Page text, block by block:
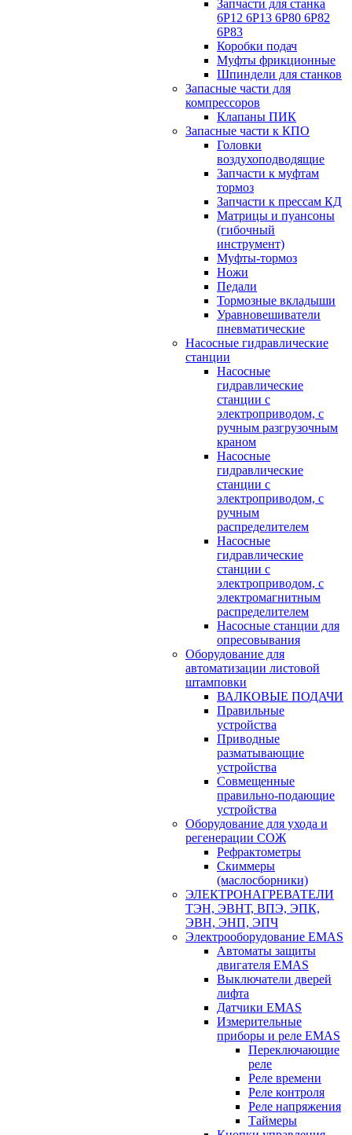
Запчасти для станка
6Р12 6Р13 6Р80 6Р82
6Р83
Коробки подач
Муфты фрикционные
Шпиндели для станков
Запасные части для
компрессоров
Клапаны ПИК
Запасные части к КПО
Головки
воздухоподводящие
Запчасти к муфтам
тормоз
Запчасти к прессам КД
Матрицы и пуансоны
(гибочный
инструмент)
Муфты-тормоз
Ножи
Педали
Тормозные вкладыши
Уравновешиватели
пневматические
Насосные гидравлические
станции
Насосные
гидравлические
станции с
электроприводом, с
ручным разгрузочным
краном
Насосные
гидравлические
станции с
электроприводом, с
ручным
распределителем
Насосные
гидравлические
станции с
электроприводом, с
электромагнитным
распределителем
Насосные станции для
опресовывания
Оборудование для
автоматизации листовой
штамповки
ВАЛКОВЫЕ ПОДАЧИ
Правильные
устройства
Приводные
разматывающие
устройства
Совмещенные
правильно-подающие
устройства
Оборудование для ухода и
регенерации СОЖ
Рефрактометры
Скиммеры
(маслосборники)
ЭЛЕКТРОНАГРЕВАТЕЛИ
ТЭН, ЭВНТ, ВПЭ, ЭПК,
ЭВН, ЭНП, ЭПЧ
Электрооборудование EMAS
Автоматы защиты
двигателя EMAS
Выключатели дверей
лифта
Датчики EMAS
Измерительные
приборы и реле EMAS
Переключающие
реле
Реле времени
Реле контроля
Реле напряжения
Таймеры